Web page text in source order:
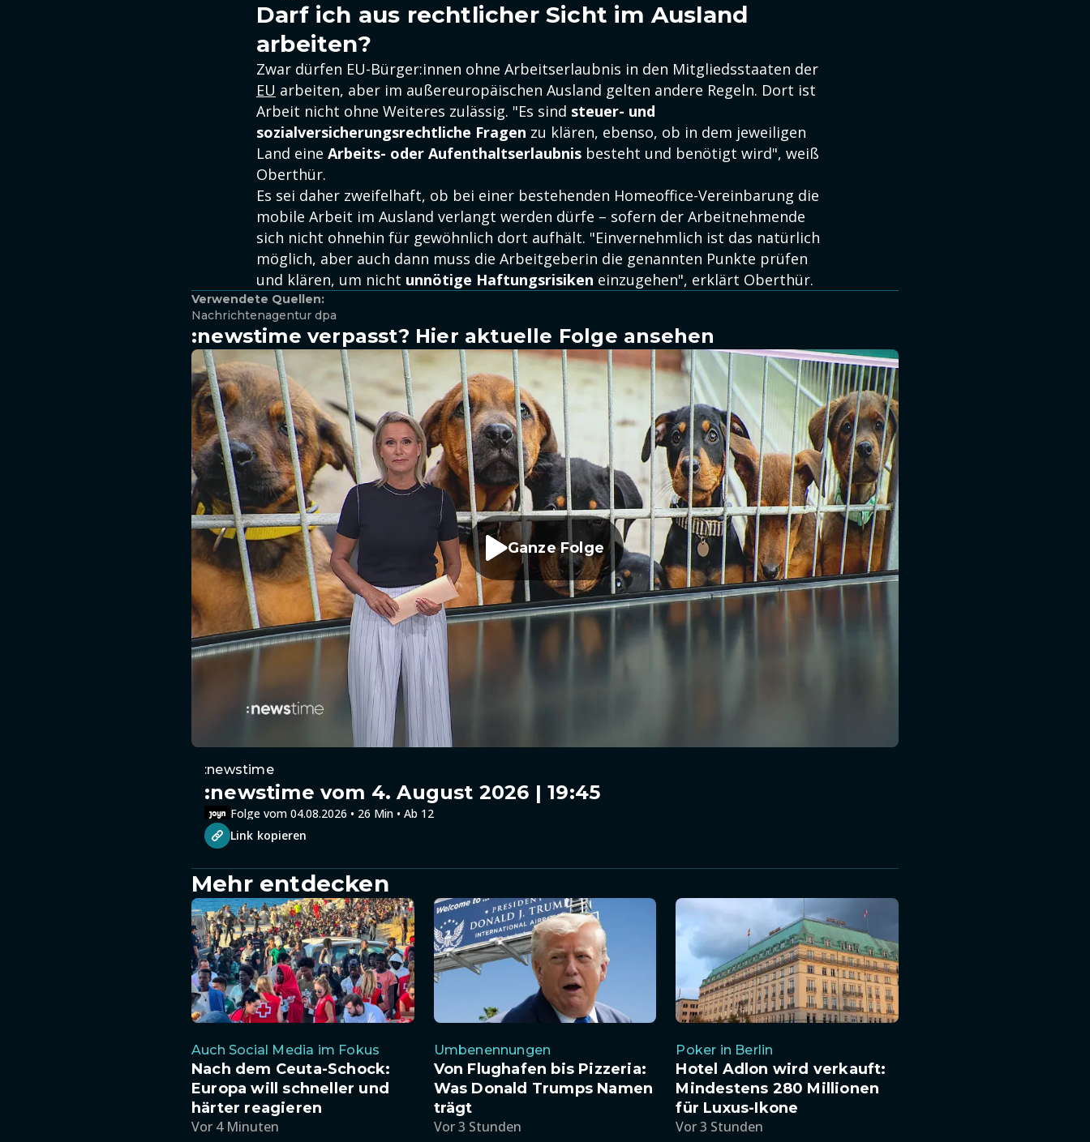
Darf ich aus rechtlicher Sicht im Ausland
arbeiten?
Zwar dürfen EU-Bürger:innen ohne Arbeitserlaubnis in den Mitgliedsstaaten der
EU arbeiten, aber im außereuropäischen Ausland gelten andere Regeln. Dort ist
Arbeit nicht ohne Weiteres zulässig. "Es sind steuer- und
sozialversicherungsrechtliche Fragen zu klären, ebenso, ob in dem jeweiligen
Land eine Arbeits- oder Aufenthaltserlaubnis besteht und benötigt wird", weiß
Oberthür.
Es sei daher zweifelhaft, ob bei einer bestehenden Homeoffice-Vereinbarung die
mobile Arbeit im Ausland verlangt werden dürfe – sofern der Arbeitnehmende
sich nicht ohnehin für gewöhnlich dort aufhält. "Einvernehmlich ist das natürlich
möglich, aber auch dann muss die Arbeitgeberin die genannten Punkte prüfen
und klären, um nicht unnötige Haftungsrisiken einzugehen", erklärt Oberthür.
Verwendete Quellen:
Nachrichtenagentur dpa
:newstime verpasst? Hier aktuelle Folge ansehen
Ganze Folge
:newstime
:newstime vom 4. August 2026 | 19:45
Folge vom 04.08.2026 • 26 Min • Ab 12
Link kopieren
Mehr entdecken
Auch Social Media im Fokus
Nach dem Ceuta-Schock:
Europa will schneller und
härter reagieren
Vor 4 Minuten
Umbenennungen
Von Flughafen bis Pizzeria:
Was Donald Trumps Namen
trägt
Vor 3 Stunden
Poker in Berlin
Hotel Adlon wird verkauft:
Mindestens 280 Millionen
für Luxus-Ikone
Vor 3 Stunden